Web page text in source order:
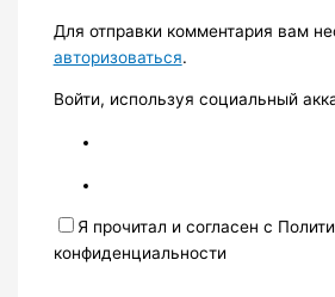
Для отправки комментария вам
авторизоваться.
Войти, используя социальный
Я прочитал и согласен с
конфиденциальности